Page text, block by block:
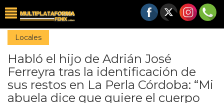
Locales
Habló el hijo de Adrián José
Ferreyra tras la identificación de
sus restos en La Perla Córdoba: “Mi
abuela dice que quiere el cuerpo